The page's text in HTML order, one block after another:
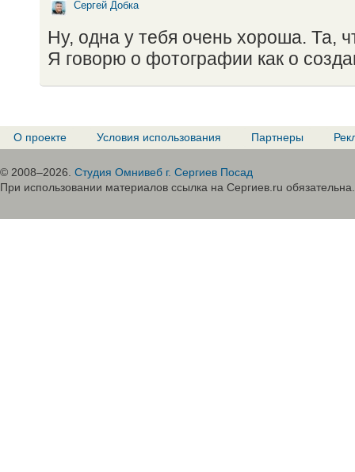
Сергей Добка
Ну, одна у тебя очень хороша. Та,
Я говорю о фотографии как о
О проекте Условия использования Партнеры
© 2008–2026. Студия Омнивеб г. Сергиев Посад
При использовании материалов ссылка на Сергиев.ru обязательна.